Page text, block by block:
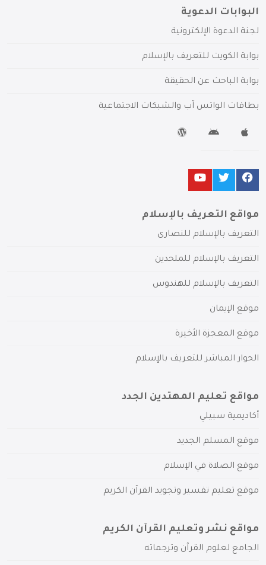
البوابات الدعوية
لجنة الدعوة الإلكترونية
بوابة الكويت للتعريف بالإسلام
بوابة الباحث عن الحقيقة
بطاقات الواتس آب والشبكات الاجتماعية
مواقع التعريف بالإسلام
التعريف بالإسلام للنصارى
التعريف بالإسلام للملحدين
التعريف بالإسلام للهندوس
موقع الإيمان
موقع المعجزة الأخيرة
الحوار المباشر للتعريف بالإسلام
مواقع تعليم المهتدين الجدد
أكاديمية سبيلي
موقع المسلم الجديد
موقع الصلاة في الإسلام
موقع تعليم تفسير وتجويد القرآن الكريم
مواقع نشر وتعليم القرآن الكريم
الجامع لعلوم القرآن وترجماته